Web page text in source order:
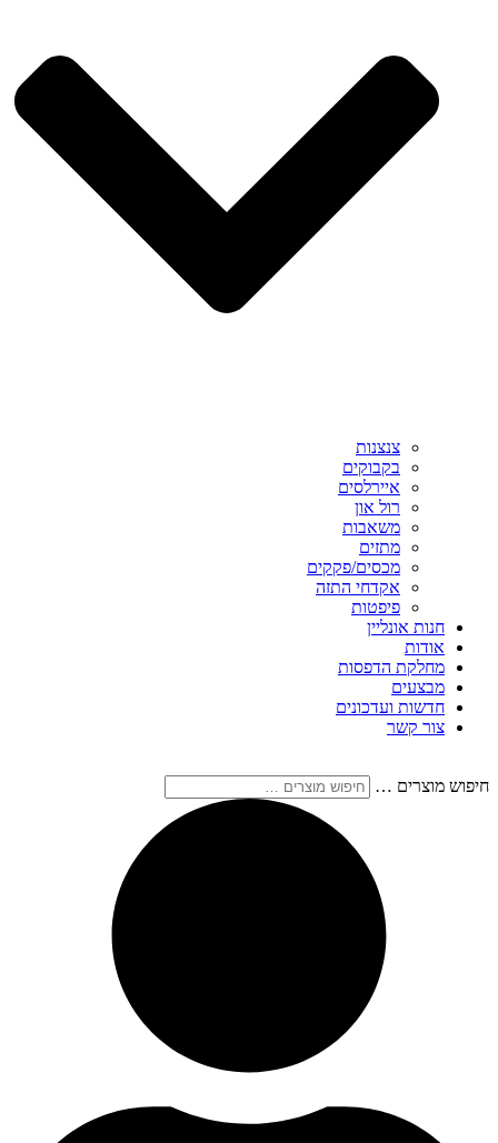
צנצנות
בקבוקים
איירלסים
רול און
משאבות
מתזים
מכסים/פקקים
אקדחי התזה
פיפטות
חנות אונליין
אודות
מחלקת הדפסות
מבצעים
חדשות ועדכונים
צור קשר
חיפוש מוצרים …